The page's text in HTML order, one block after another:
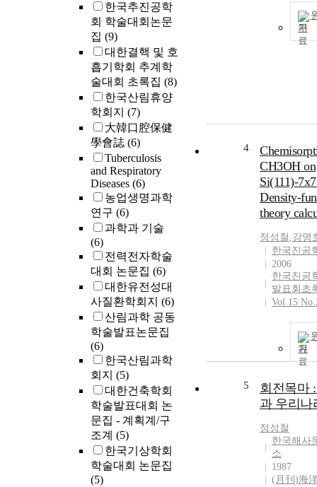
한국추진공학
회 학술대회논문
집 (9)
대한결핵 및 호
흡기학회 추계학
술대회 초록집 (8)
한국산림휴양
학회지 (7)
大韓口腔保健
學會誌 (6)
Tuberculosis
and Respiratory
Diseases (6)
농업생명과학
연구 (6)
과학과 기술
(6)
전력전자학술
대회 논문집 (6)
대한유전성대
사질환학회지 (6)
산림과학 공동
학술발표논문집
(6)
한국산림과학
회지 (5)
대한건축학회
학술발표대회 논
문집 - 계획계/구
조계 (5)
한국기상학회
학술대회 논문집
(5)
기
4
CH3OH on
Si(111)-
Density-
theory
정성철 ,강명
한국진공
2006
한국진공
발표회초
Vol.15
기
5
회전목마
과 우리나
정성철
한국해사
소
1987
(月刊)海